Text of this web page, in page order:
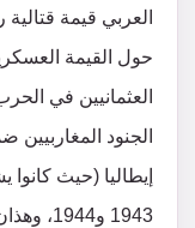
العربي قيمة
حول القيمة
العثمانيين في
الجنود
1943